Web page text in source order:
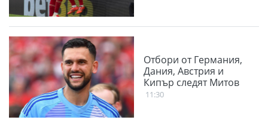
Отбори от Германия,
Дания, Австрия и
Кипър следят Митов
11:30